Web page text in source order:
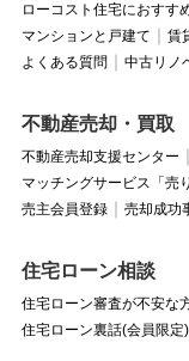
ローコスト住宅におすす
マンションと戸建て
賃
よくある質問
中古リノ
不動産売却・買取
不動産売却支援センター
マッチングサービス「売
売主会員登録
売却成功
住宅ローン相談
住宅ローン審査が不安な
住宅ローン裏話(会員限定)